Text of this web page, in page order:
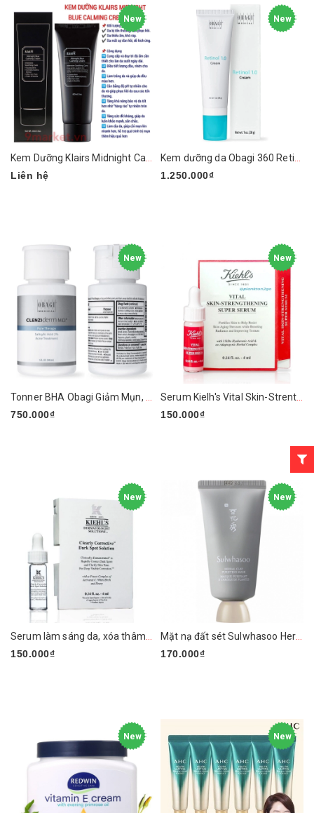
New
Liên hệ
New
1.250.000₫
New
750.000₫
New
150.000₫
New
150.000₫
New
Mặt nạ đất sét Sulwhasoo Herbal Clay Purifying Mask
170.000₫
New New